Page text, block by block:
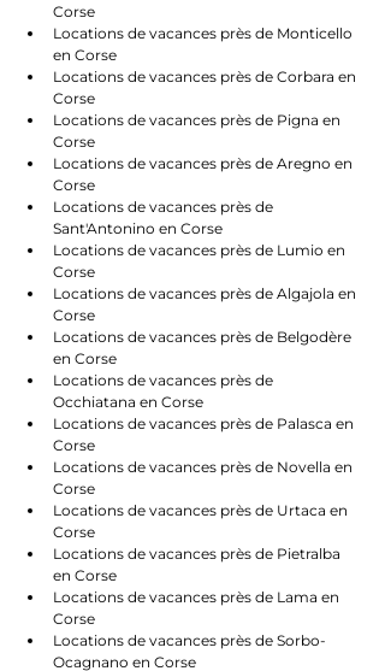
Corse
Locations de vacances près de Monticello
en Corse
Locations de vacances près de Corbara en
Corse
Locations de vacances près de Pigna en
Corse
Locations de vacances près de Aregno en
Corse
Locations de vacances près de
Sant'Antonino en Corse
Locations de vacances près de Lumio en
Corse
Locations de vacances près de Algajola en
Corse
Locations de vacances près de Belgodère
en Corse
Locations de vacances près de
Occhiatana en Corse
Locations de vacances près de Palasca en
Corse
Locations de vacances près de Novella en
Corse
Locations de vacances près de Urtaca en
Corse
Locations de vacances près de Pietralba
en Corse
Locations de vacances près de Lama en
Corse
Locations de vacances près de Sorbo-
Ocagnano en Corse